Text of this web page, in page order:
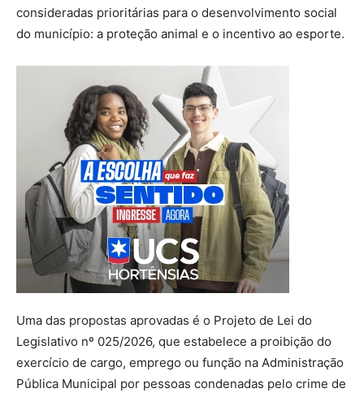
consideradas prioritárias para o desenvolvimento social
do município: a proteção animal e o incentivo ao esporte.
Uma das propostas aprovadas é o Projeto de Lei do
Legislativo nº 025/2026, que estabelece a proibição do
exercício de cargo, emprego ou função na Administração
Pública Municipal por pessoas condenadas pelo crime de